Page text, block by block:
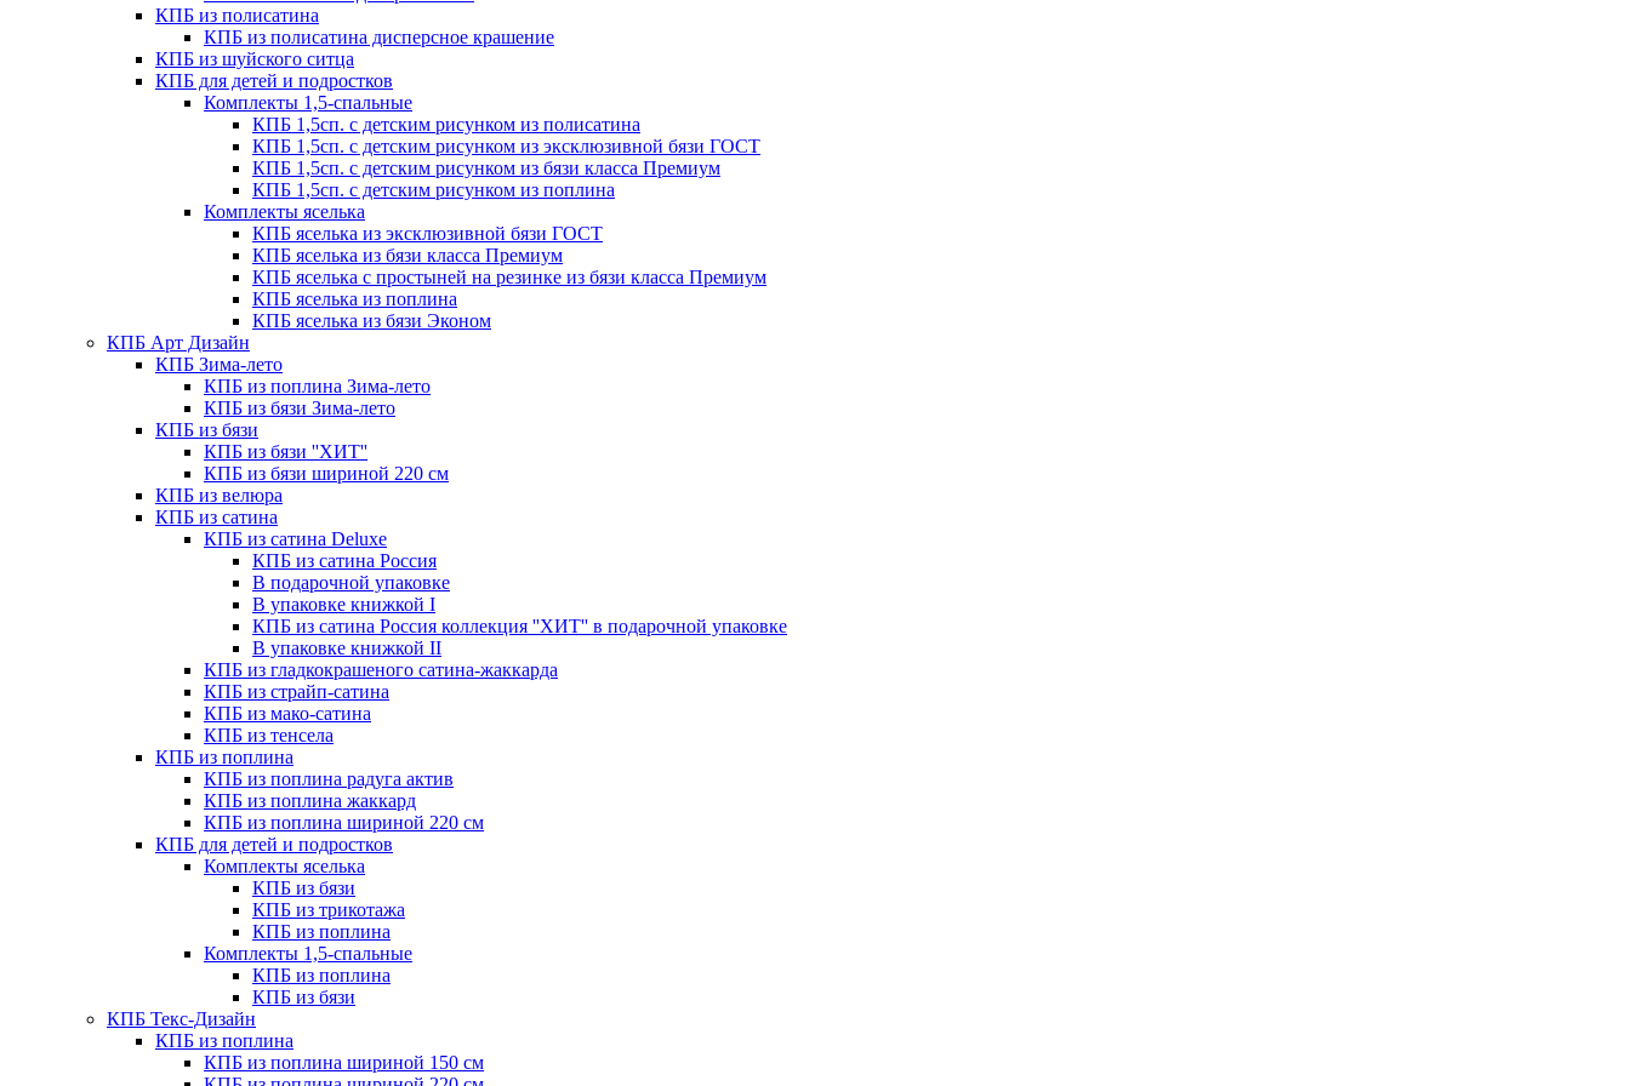
КПБ из полисатина
КПБ из полисатина дисперсное крашение
КПБ из шуйского ситца
КПБ для детей и подростков
Комплекты 1,5-спальные
КПБ 1,5сп. с детским рисунком из полисатина
КПБ 1,5сп. с детским рисунком из эксклюзивной бязи ГОСТ
КПБ 1,5сп. с детским рисунком из бязи класса Премиум
КПБ 1,5сп. с детским рисунком из поплина
Комплекты яселька
КПБ яселька из эксклюзивной бязи ГОСТ
КПБ яселька из бязи класса Премиум
КПБ яселька с простыней на резинке из бязи класса Премиум
КПБ яселька из поплина
КПБ яселька из бязи Эконом
КПБ Арт Дизайн
КПБ Зима-лето
КПБ из поплина Зима-лето
КПБ из бязи Зима-лето
КПБ из бязи
КПБ из бязи ''ХИТ''
КПБ из бязи шириной 220 см
КПБ из велюра
КПБ из сатина
КПБ из сатина Deluxe
КПБ из сатина Россия
В подарочной упаковке
В упаковке книжкой I
КПБ из сатина Россия коллекция ''ХИТ'' в подарочной упаковке
В упаковке книжкой II
КПБ из гладкокрашеного сатина-жаккарда
КПБ из страйп-сатина
КПБ из мако-сатина
КПБ из тенсела
КПБ из поплина
КПБ из поплина радуга актив
КПБ из поплина жаккард
КПБ из поплина шириной 220 см
КПБ для детей и подростков
Комплекты яселька
КПБ из бязи
КПБ из трикотажа
КПБ из поплина
Комплекты 1,5-спальные
КПБ из поплина
КПБ из бязи
КПБ Текс-Дизайн
КПБ из поплина
КПБ из поплина шириной 150 см